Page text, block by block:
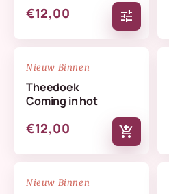
€12,00 tune
NIEUW
Nieuw Binnen
Theedoek
Coming in hot
€12,00 add_shopping_cart
NIEUW
Nieuw Binnen